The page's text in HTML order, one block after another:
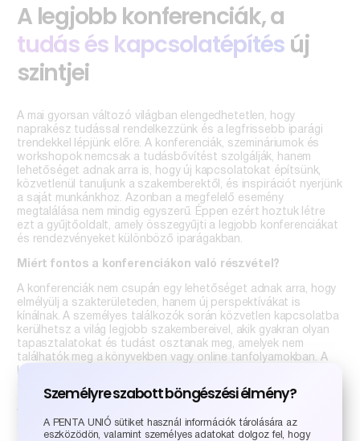
A legjobb konferenciák, a
tudás és kapcsolatépítés új
szintjei
A mai gyorsan változó világban elengedhetetlen, hogy
naprakész tudással rendelkezzünk és a legfrissebb iparági
trendekkel lépjünk előre. A konferenciák, szemináriumok és
workshopok nemcsak a tudásbővítést szolgálják, hanem
lehetőséget adnak arra is, hogy új kapcsolatokat építsünk,
közvetlenül tanuljunk a szakemberektől, és inspirációt nyerjünk
a saját munkánkhoz. Azonban a megfelelő esemény
megtalálása nem mindig egyszerű. Éppen ezért hoztuk létre
ezt a gyűjtőoldalt, amely összegyűjti a legjobb konferenciákat
és rendezvényeket különböző iparágakban.
Miért fontos a konferenciákon való részvétel?
A konferenciák nem csupán egy lehetőséget adnak arra, hogy
elmélyülj a szakterületeden, hanem új perspektívákat is
kínálnak. A személyes találkozók során közvetlen kapcsolatba
kerülhetsz a világ legjobb szakembereivel, akik gyakran olyan
tapasztalatokat és tudást osztanak meg, amelyek nem
találhatók meg a könyvekben vagy online tanfolyamokban. A
konferenciák különösen hasznosak lehetnek azoknak, akik
gyorsan szeretnék bővíteni a szakmai hálózatukat, mivel itt
olyan emberekkel találkozhatsz, akik hasonló érdeklődésűek,
vagy éppen egy másik területről érkeznek, de a beszélgetés
során váratlan lehetőségek nyílhatnak.
Személyre szabott böngészési élmény?
A PENTA UNIÓ sütiket használ információk tárolására az
eszközödön, valamint személyes adatokat dolgoz fel, hogy